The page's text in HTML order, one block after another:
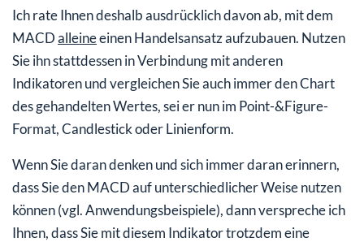
Ich rate Ihnen deshalb ausdrücklich davon ab, mit dem
MACDalleineeinen Handelsansatz aufzubauen. Nutzen
Sie ihn stattdessen in Verbindung mit anderen
Indikatoren und vergleichen Sie auch immer den Chart
des gehandelten Wertes, sei er nun im Point-&Figure-
Format, Candlestick oder Linienform.
Wenn Sie daran denken und sich immer daran erinnern,
dass Sie den MACD auf unterschiedlicher Weise nutzen
können (vgl. Anwendungsbeispiele), dann verspreche ich
Ihnen, dass Sie mit diesem Indikator trotzdem eine